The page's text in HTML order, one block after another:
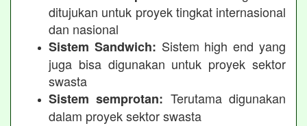
ditujukan untuk proyek tingkat internasional
dan nasional
Sistem Sandwich: Sistem high end yang
juga bisa digunakan untuk proyek sektor
swasta
Sistem semprotan: Terutama digunakan
dalam proyek sektor swasta